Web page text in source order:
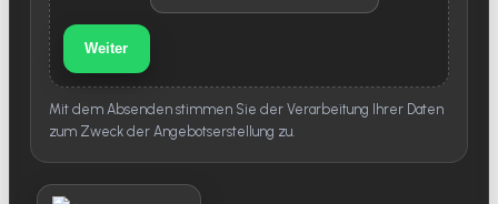
Weiter
Mit dem Absenden stimmen Sie der Verarbeitung Ihrer Daten
zum Zweck der Angebotserstellung zu.